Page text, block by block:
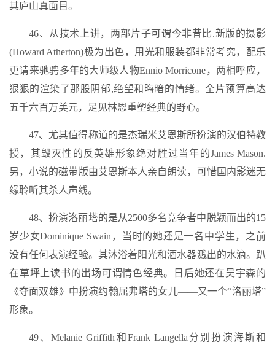
其庐山真面目。
46、从技术上讲，两部片子可谓今非昔比.新版的摄影
(Howard Atherton)极为出色，用光和服装都非常考究，配乐
更请来驰骋多年的大师级人物Ennio Morricone，两相呼应，
狠狠的渲染了那股阴郁,绝望和晦暗的情绪。全片预算高达
五千六百万美元，足见林恩重塑经典的野心。
47、尤其值得称道的是杰瑞米艾恩斯所扮演的汉伯特教
授，其毁灭性的反英雄形象绝对胜过当年的James Mason.
另，小说的磁带版由艾恩斯本人亲自朗读，可惜国内影迷无
缘聆听其杀人声线。
48、扮演洛丽塔的是从2500多名竞争者中脱颖而出的15
岁少女Dominique Swain，当时的她还是一名中学生，之前
没有任何表演经验。其沐浴着阳光和洒水器溅出的水滴。趴
在草坪上读书的出场可谓情色经典。日后她还在吴宇森的
《夺面双雄》中扮演约翰屈弗塔的女儿——又一个“洛丽塔”
形象。
49、Melanie Griffith和Frank Langella分别扮演海斯和